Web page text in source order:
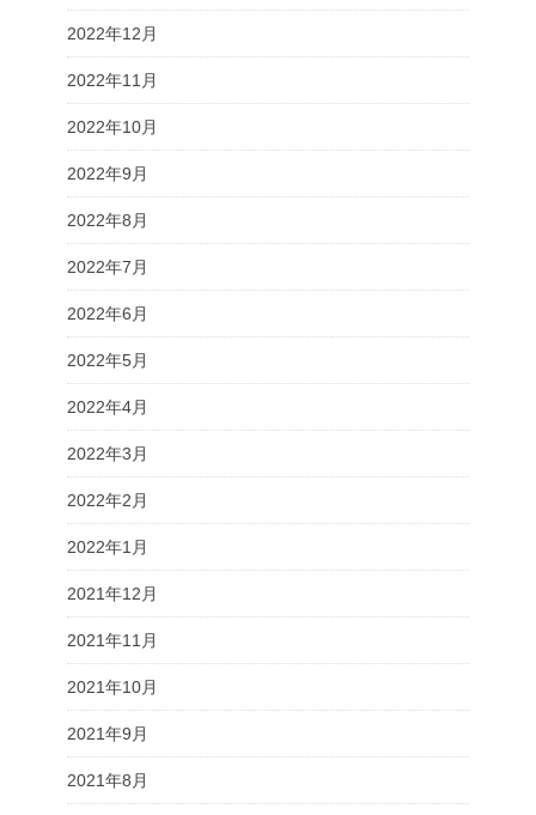
2022年12月
2022年11月
2022年10月
2022年9月
2022年8月
2022年7月
2022年6月
2022年5月
2022年4月
2022年3月
2022年2月
2022年1月
2021年12月
2021年11月
2021年10月
2021年9月
2021年8月